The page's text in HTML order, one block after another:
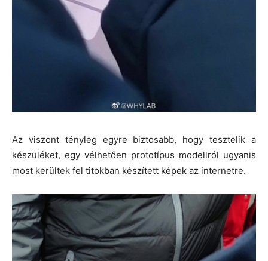
Az viszont tényleg egyre biztosabb, hogy tesztelik a
készüléket, egy vélhetően prototípus modellról ugyanis
most kerültek fel titokban készített képek az internetre.